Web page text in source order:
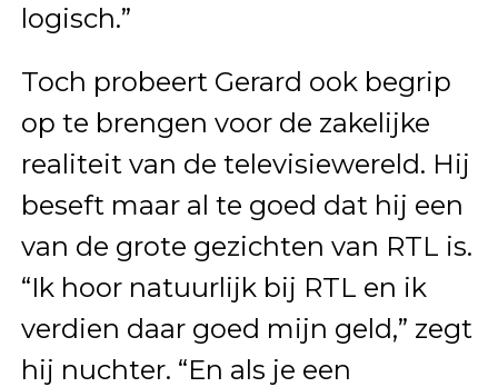
logisch.”
Toch probeert Gerard ook begrip
op te brengen voor de zakelijke
realiteit van de televisiewereld. Hij
beseft maar al te goed dat hij een
van de grote gezichten van RTL is.
“Ik hoor natuurlijk bij RTL en ik
verdien daar goed mijn geld,” zegt
hij nuchter. “En als je een